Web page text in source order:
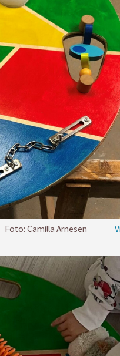
Foto: Camilla Arnesen